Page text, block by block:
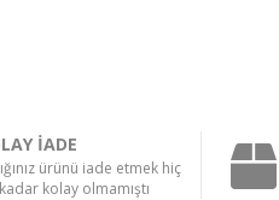
İADE
ürünü iade etmek hiç
kolay olmamıştı